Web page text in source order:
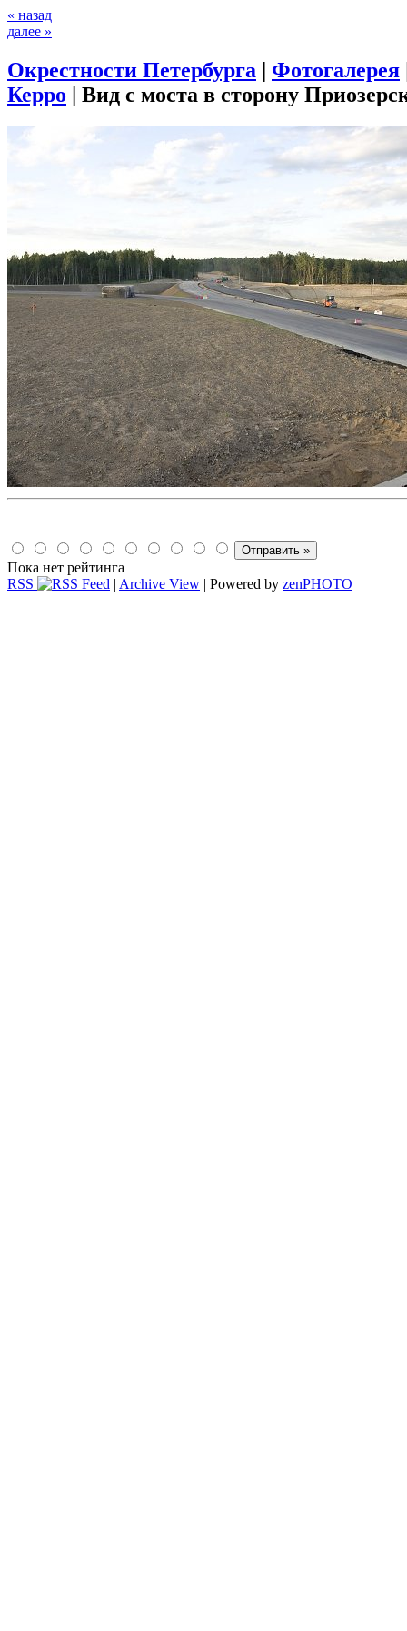
« назад
далее »
Окрестности Петербурга | Фотогалерея
Керро | Вид с моста в сторону
Пока нет рейтинга
RSS
| Archive View | Powered by zenPHOTO